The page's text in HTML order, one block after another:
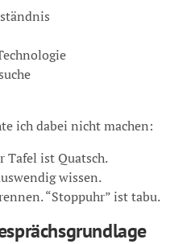
ich dabei nicht machen:
Tafel ist Quatsch.
wissen.
“Stoppuhr” ist tabu.